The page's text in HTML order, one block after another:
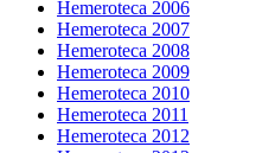
Hemeroteca 2006
Hemeroteca 2007
Hemeroteca 2008
Hemeroteca 2009
Hemeroteca 2010
Hemeroteca 2011
Hemeroteca 2012